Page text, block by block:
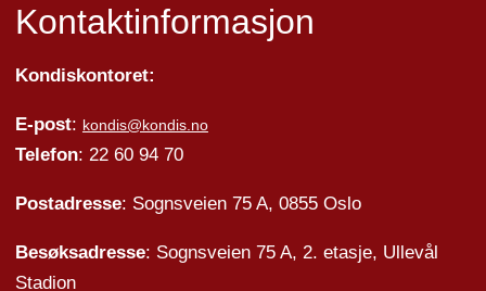
Kontaktinformasjon
Kondiskontoret:
E-post: kondis@kondis.no
Telefon: 22 60 94 70
Postadresse: Sognsveien 75 A, 0855 Oslo
Besøksadresse: Sognsveien 75 A, 2. etasje, Ullevål
Stadion